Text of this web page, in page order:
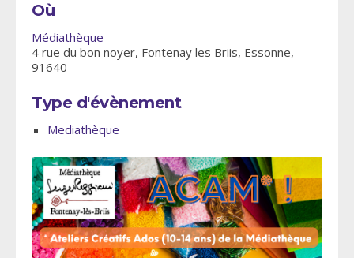
Où
Médiathèque
4 rue du bon noyer, Fontenay les Briis, Essonne,
91640
Type d'évènement
Mediathèque